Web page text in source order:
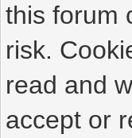
this forum
risk.
read and
accept or